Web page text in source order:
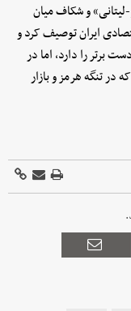
و شکاف میان
ایران توصیف کرد و
برتر را دارد، اما در
در تنگه هرمز و بازار